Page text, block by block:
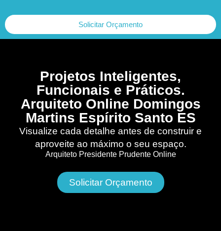
Solicitar Orçamento
Projetos Inteligentes,
Funcionais e Práticos.
Arquiteto Online Domingos
Martins Espírito Santo ES
Visualize cada detalhe antes de construir e
aproveite ao máximo o seu espaço.
Arquiteto Presidente Prudente Online
Solicitar Orçamento